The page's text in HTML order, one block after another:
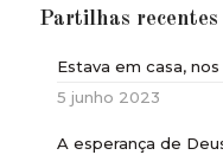
Partilhas recentes
Estava em casa,
5 junho 2023
A esperança de